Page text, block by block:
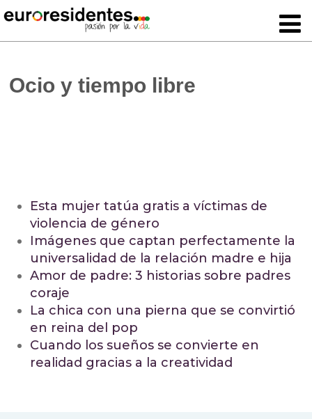
Ocio y tiempo libre
Esta mujer tatúa gratis a víctimas de
violencia de género
Imágenes que captan perfectamente la
universalidad de la relación madre e hija
Amor de padre: 3 historias sobre padres
coraje
La chica con una pierna que se convirtió
en reina del pop
Cuando los sueños se convierte en
realidad gracias a la creatividad